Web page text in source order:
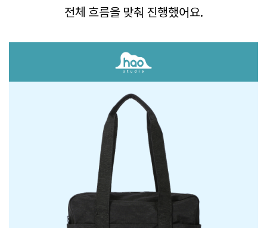
전체 흐름을 맞춰 진행했어요.